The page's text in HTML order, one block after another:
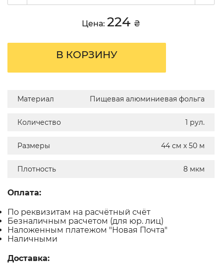
Цена: 224 ₴
В КОРЗИНУ
Материал Пищевая алюминиевая фольга
Количество 1 рул.
Размеры 44 см х 50 м
Плотность 8 мкм
Оплата:
По реквизитам на расчётный счёт
Безналичным расчетом (для юр. лиц)
Наложенным платежом "Новая Почта"
Наличными
Доставка: